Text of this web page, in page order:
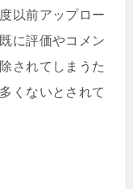
以前アップロー
に評価やコメン
されてしまうた
くないとされて